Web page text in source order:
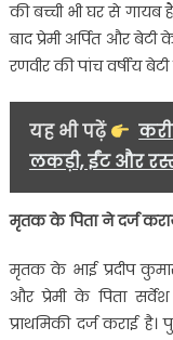
की बच्ची भी घर से गायब
बाद प्रेमी अर्पित और
रणवीर की पांच वर्षीय
यह भी पढ़ें
लकड़ी, ईंट और
मृतक के पिता ने दर्ज
मृतक के भाई प्रदीप
और प्रेमी के पिता
प्राथमिकी दर्ज कराई